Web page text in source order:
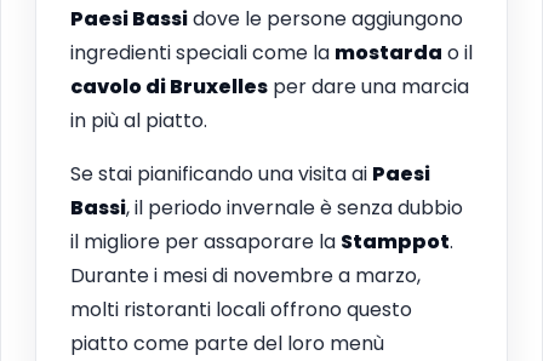
Paesi Bassidove le persone aggiungono
ingredienti speciali come la mostarda o il
cavolo di Bruxelles per dare una marcia
in più al piatto.
Se stai pianificando una visita ai Paesi
Bassi, il periodo invernale è senza dubbio
il migliore per assaporare la Stamppot.
Durante i mesi di novembre a marzo,
molti ristoranti locali offrono questo
piatto come parte del loro menù